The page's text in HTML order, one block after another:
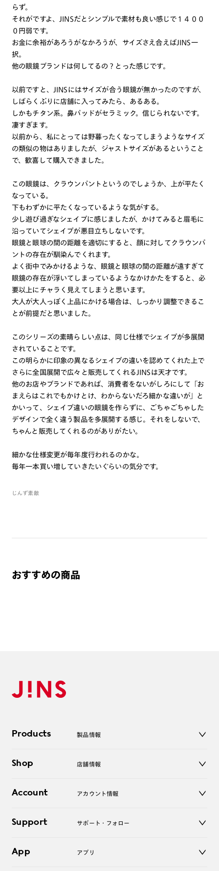
らず。
それがですよ、JINSだとシンプルで素材も良い感じで１４００
０円弱です。
お金に余裕があろうがなかろうが、サイズさえ合えばJINS一
択。
他の眼鏡ブランドは何してるの？とった感じです。
以前ですと、JINSにはサイズが合う眼鏡が無かったのですが、
しばらくぶりに店舗に入ってみたら、あるある。
しかもチタン系。鼻パッドがセラミック。信じられないです。
凄すぎます。
以前から、私にとっては野暮ったくなってしまうようなサイズ
の類似の物はありましたが、ジャストサイズがあるということ
で、歓喜して購入できました。
この眼鏡は、クラウンパントというのでしょうか、上が平たく
なっている。
下もわずかに平たくなっているような気がする。
少し遊び過ぎなシェイプに感じましたが、かけてみると眉毛に
沿っていてシェイプが悪目立ちしないです。
眼鏡と眼球の間の距離を適切にすると、顔に対してクラウンパ
ントの存在が馴染んでくれます。
よく街中でみかけるような、眼鏡と眼球の間の距離が遠すぎて
眼鏡の存在が浮いてしまっているようなかけかたをすると、必
要以上にチャラく見えてしまうと思います。
大人が大人っぽく上品にかける場合は、しっかり調整できるこ
とが前提だと思いました。
このシリーズの素晴らしい点は、同じ仕様でシェイプが多展開
されていることです。
この明らかに印象の異なるシェイプの違いを認めてくれた上で
さらに全国展開で広々と販売してくれるJINSは天才です。
他のお店やブランドであれば、消費者をないがしろにして「お
まえらはこれでもかけとけ、わからないだろ細かな違いが」と
かいって、シェイプ違いの眼鏡を作らずに、ごちゃごちゃした
デザインで全く違う製品を多展開する感じ。それをしないで、
ちゃんと販売してくれるのがありがたい。
細かな仕様変更が毎年度行われるのかな。
毎年一本買い増していきたいぐらいの気分です。
じんず素敵
おすすめの商品
Products 製品情報
サングラス
コンタクトレンズ
アクセサリー
Shop 店舗情報
オンラインショップ
Account アカウント情報
ログアウト
Support サポート・フォロー
よくあるご質問
App アプリ